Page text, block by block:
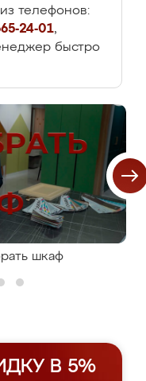
телефонов:
24-01,
быстро
шкаф
В 5%